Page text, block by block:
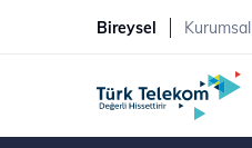
Bireysel Kurumsal